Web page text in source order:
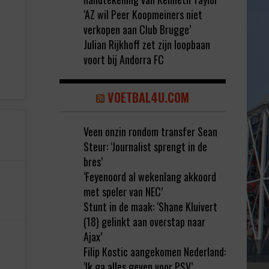
‘AZ wil Peer Koopmeiners niet
verkopen aan Club Brugge’
Julian Rijkhoff zet zijn loopbaan
voort bij Andorra FC
VOETBAL4U.COM
Veen onzin rondom transfer Sean
Steur: ‘Journalist sprengt in de
bres’
‘Feyenoord al wekenlang akkoord
met speler van NEC’
Stunt in de maak: ‘Shane Kluivert
(18) gelinkt aan overstap naar
Ajax’
Filip Kostic aangekomen Nederland: